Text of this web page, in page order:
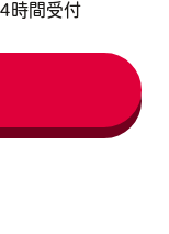
時間受付